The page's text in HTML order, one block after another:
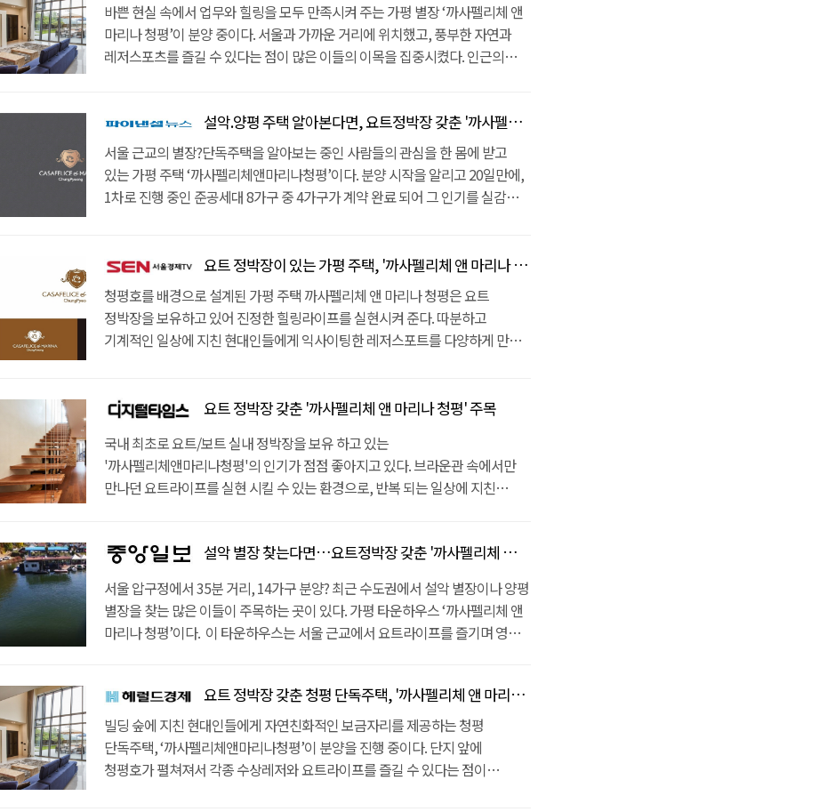
바쁜 현실 속에서 업무와 힐링을 모두 만족시켜 주는 가평 별장 ‘까사펠리체 앤
마리나 청평’이 분양 중이다. 서울과 가까운 거리에 위치했고, 풍부한 자연과
레저스포츠를 즐길 수 있다는 점이 많은 이들의 이목을 집중시켰다. 인근의
수 있는 가평 단독주택이다. 설악 IC에서 성수대교까지 30분 거리로,
강남권에서 이 곳까지 35분이면 충분하다. 출퇴근이 가능하기 때문에 별장
용도가 아닌, 주 주거 목적으로도 소유할 수 있어 더욱 소장가치가 있다. 주변의
생활인프라도 풍부하다. 청심국제중ㆍ고교 외에도 각종 교육기관과
청심국제병원 등의 의료기관, 우체국, 면사무소, 대형마트 등이 차량 5분~10분
요트ㆍ보트 실내 정박장을 보유하고 있다는 것이다. 7M 높이의 실내
정박장에는 대략 25대 정도의 요트를 보관할 수 있다. 1년치 비용을 지불하게 될
경우 개인 요트를 관리해주는 서비스까지 누릴 수 있다. 단지 앞의 클럽
티파니를 포함한 다수의 수상 레저와 요트라이프를 일상에서 만끽할 수 있다.
더불어 차량 15분 거리에는 아난티, 마이더스 그리고 프리스틴밸리 등 대형
세대가 청평호 조망권을 확보했고, 단독정원과 개별정원을 모두 보유하고 있다.
프라이빗한 공간에서 개인의 여가생활을 온전히 누릴 수 있는 환경이다. 실내는
지열 냉, 난방으로 관리비를 50% 절감했고, 스마트IOT 시스템을 도입해 삶을
좀 더 풍족하게 해준다. 완벽한 힐링라이프가 가능한 가평 전원주택은 2019년
4월에 완공 예정이다. 주양아이디에스가 시공하고 금하에스앤아이가 시행사로
세대는 A타입(대지 196평, 건평 110평)과 B타입(대지 190평, 건평 50평)까지
총 두 가지 타입으로 구성되어 있다. 2차 토지분양은 185평부터 195평까지
마련되어 있고, 각각 원하는 스타일로 건축할 수 있도록 토목공사를 마친
상태이다. 한편, 관계자는 “현재 ‘까사펠리체 앤 마리나 청평’ 분양을 진행 중인
럭셔리앤하우스는 청평, 설악, 양평 주택ㆍ별장ㆍ타운하우스 등을 모두
설악.양평 주택 알아본다면, 요트정박장 갖춘 '까사펠리체앤마리나청평'
서울 근교의 별장?단독주택을 알아보는 중인 사람들의 관심을 한 몸에 받고
있는 가평 주택 ‘까사펠리체앤마리나청평’이다. 분양 시작을 알리고 20일만에,
1차로 진행 중인 준공세대 8가구 중 4가구가 계약 완료 되어 그 인기를 실감
가능하다. 성수대교에서 설악IC까지 단 30분 거리이기 때문에 강남권에서
35분이면 충분하다. 출퇴근이 가능한 만큼 별장이 아닌, 주 주거 목적으로도
소유 할 수 있어서 더욱 가치가 크다. 차량 5분~10분 거리에는 풍부한 인프라가
갖추어져 있어서 생활이 편리하다. 청심국제학교를 포함한 다수의 교육기관,
청심국제병원 등의 의료기관, 우체국, 면사무소, 각종 대형마트가 갖추어져
하고 있다는 점이다. 7M높이의 실내 계류장에는 약 25대 정도의 요트를 보관 할
수 있다. 1년에 한번씩 일정 비용을 지불 할 경우 개인 보트를 관리해주는
서비스까지 제공하여 유용하다.주변의 각종 인프라만큼 레저스포츠도
풍부하게 누릴 수 있는 가평 고급주택이다. 단지 바로 앞에 청평호가 펼쳐져서
클럽 티파니 등 각종 수상 레저를 즐길 수 있다. 차량 15분 거리에는 아난티,
뛰어나다. 전 세대 청평호 전망이 가능하도록 배치 하였고, 단독정원과 개별
즐기기 좋은 환경이라서 사생활을 중요시 하는 현대인들에게 안성맞춤이다.
실내에는 지열 냉, 난방을 이용하여 관리비를 50% 절감하였고, 스마트IOT
시스템을 도입하여서 생활이 좀 더 편해졌다.청평 타운하우스는 2019년 4월에
참여했다. 현재 1차 준공세대 8가구와 2차 토지분양 6가구로 진행 중인데, 1차
준공 세대는 A타입 (대지 196평, 건평 110평)과 B타입 (대지 190평, 건평 50평)
까지 총 두가지 타입으로 구성되어 있다. 2차 토지분양은 185평부터 195평까지
마련되어 있으며, 각자 원하는 스타일로 건축 할 수 있도록 토목공사를 마친
상태이다.한편, 관계자는 “가평?양평 쪽으로 별장과 단독주택, 타운하우스 등의
요트 정박장이 있는 가평 주택, '까사펠리체 앤 마리나 청평' 주목
청평호를 배경으로 설계된 가평 주택 까사펠리체 앤 마리나 청평은 요트
정박장을 보유하고 있어 진정한 힐링라이프를 실현시켜 준다. 따분하고
기계적인 일상에 지친 현대인들에게 익사이팅한 레저스포트를 다양하게 만날
시선에 신경 쓰지 않고 프라이빗한 공간에서 여유롭게 여가시간을 보낼 수
주목할 점이 있다. 국내 최초로 요트/보트 실내 정박장이 설계되었다는 점이다.
7M 높이의 실내 정박장에 대략 25대의 요트를 보관할 수 있고, 1년 단위로
관리비를 내면 쾌적하고 편하게 요트를 이용할 수 있도록 서비스가 제공된다.
골프장 4곳이 위치하고 있다. 도심의 편리와 휴양지의 여유를 동시에
확보했다는 점이 사람들의 마음을 사로잡았다.성수대교에서 설악IC까지는
30분 거리로, 양양 고속도로의 개통으로 강남권에서 가평고급주택까지는 35분
거리이다. 출퇴근도 가능하기 때문에 주 주거 목적으로 소유하기에도 손색이
없다. 단지 주변의 생활인프라까지 완벽하다. 청심국제종합병원과 같은 각종
관리비를 50% 절감했고, 스마트홈 IOT 시스템으로 생활이 편리해졌다. 한
순간의 여가시간이 아니라 일상 자체가 여유로워진 가평 전원주택이다.
관계자는 “가평 외에도 청평, 설악, 양평 쪽의 단독주택이나 타운하우스, 별장
등의 매매ㆍ전세ㆍ월세ㆍ렌트가 궁금하다면 까사펠리체 앤 마리나 청평에
주목할 필요가 있다”고 전했다./방현준기자hj0608@sedaily.com [원문 기사
요트 정박장 갖춘 '까사펠리체 앤 마리나 청평' 주목
국내 최초로 요트/보트 실내 정박장을 보유 하고 있는
'까사펠리체앤마리나청평'의 인기가 점점 좋아지고 있다. 브라운관 속에서만
만나던 요트라이프를 실현 시킬 수 있는 환경으로, 반복 되는 일상에 지친
충분하다. 출퇴근이 가능해서 별장 용도가 아닌 주 주거 목적으로도 소유 할 수
청심국제병원 등의 의료기관, 우체국, 면사무소, 대형마트 등 풍부한 인프라가
갖추어져 있다.인프라만큼 다양한 레저생활도 누릴 수 있는 가평 고급주택
이다. 단지 바로 앞의 청평호에서 클럽 티파니 등 각종 수상 레저를 만끽 할 수
골프장이 자리하고 있어서 지상레저까지도 즐길 수 있다.인프라나 생활환경이
풍요로운만큼 가평 단독주택은 내부 구성도 뛰어나다. 전 세대 청평호 전망이
가능하도록 배치 하였고, 단독정원과 개별 수영장을 보유하고 있다. 개인만의
공간에서 프라이빗한 여가생활을 즐기기 좋은 환경이다. 또한 지열 냉, 난방을
이용하여 관리비를 50% 절감하였고, 스마트IOT 시스템을 도입하여 원격
설악 별장 찾는다면…요트정박장 갖춘 '까사펠리체 앤 마리나 청평'어때요?
서울 압구정에서 35분 거리, 14가구 분양? 최근 수도권에서 설악 별장이나 양평
별장을 찾는 많은 이들이 주목하는 곳이 있다. 가평 타운하우스 ‘까사펠리체 앤
마리나 청평’이다. 이 타운하우스는 서울 근교에서 요트라이프를 즐기며 영화
있다. 까사펠리체 앤 마리나 청평은 총 14개 동, 14가구 규모다. 내년(2019년)
4월 완공 예정이다. 현재 1차 준공 세대 8가구와 2차 토지 분양 6가구로 나뉘어
분양 중이다. 1차 준공 세대는 A타입(대지 196평, 건평 110평)과 B타입(대지
190평, 건평 50평)으로 구성돼 있다. 토지 분양은 185평부터 195평까지 선택이
요트 정박장 갖춘 청평 단독주택, '까사펠리체 앤 마리나 청평'분양 진행중
빌딩 숲에 지친 현대인들에게 자연친화적인 보금자리를 제공하는 청평
단독주택, ‘까사펠리체앤마리나청평’이 분양을 진행 중이다. 단지 앞에
청평호가 펼쳐져서 각종 수상레저와 요트라이프를 즐길 수 있다는 점이